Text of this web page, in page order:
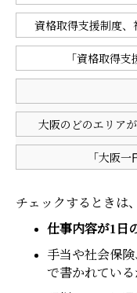
資格取得支援制度、
「資格取得
大阪のどのエリア
「大阪
チェックするときは
仕事内容が1日
手当や社会保
で書かれている